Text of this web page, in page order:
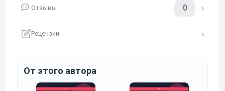
Отзывы 0
Рецензии
От этого автора